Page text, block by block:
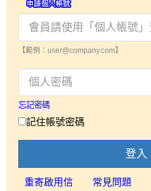
【範例：user@company.com】
忘記密碼
記住帳號密碼
登入
重寄啟用信 常見問題